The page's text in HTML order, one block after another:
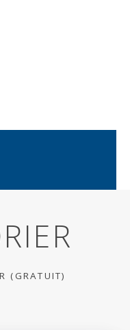
(GRATUIT)